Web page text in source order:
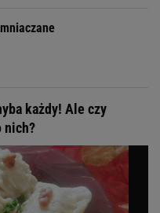
każdy! Ale czy
nich?